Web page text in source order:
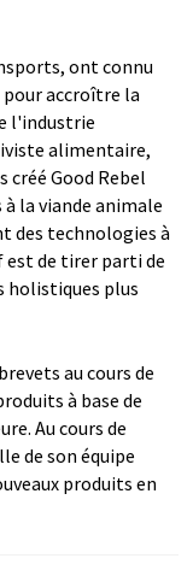
ont connu
accroître la
l'industrie
alimentaire,
créé Good Rebel
à la viande animale
des technologies à
de tirer parti de
holistiques plus
au cours de
à base de
Au cours de
de son équipe
produits en